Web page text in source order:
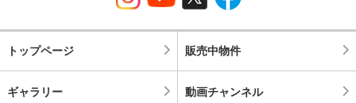
トップページ 販売中物件
ギャラリー 動画チャンネル